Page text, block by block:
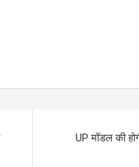
UP मॉडल की